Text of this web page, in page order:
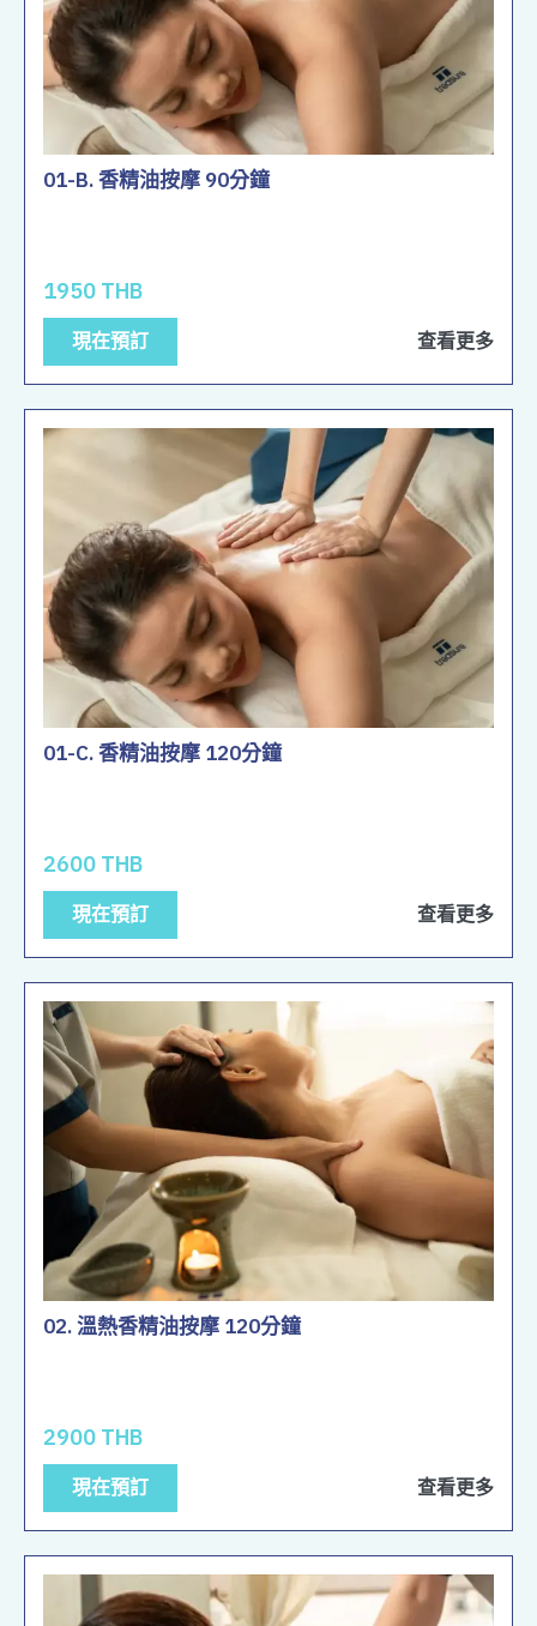
01-B. 香精油按摩 90分鐘
1950 THB
現在預訂 查看更多
01-C. 香精油按摩 120分鐘
2600 THB
現在預訂 查看更多
02. 溫熱香精油按摩 120分鐘
2900 THB
現在預訂 查看更多